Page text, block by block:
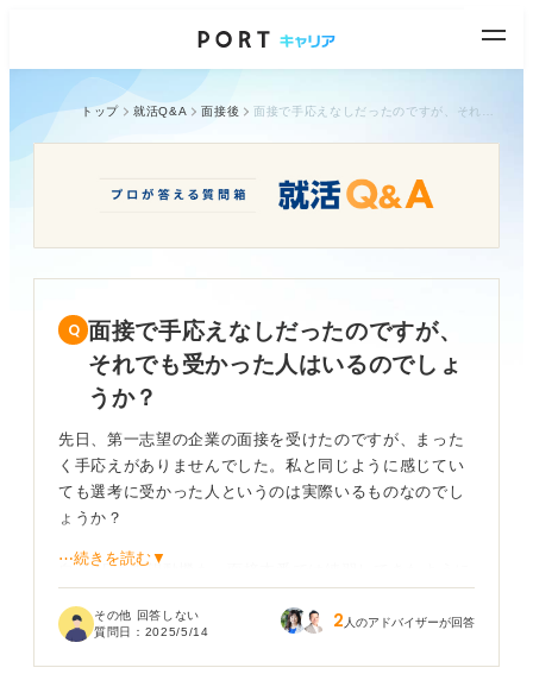
トップ 就活Q&A 面接後
面接で手応えなしだったのですが、
それでも受かった人はいるのでしょ
うか？
先日、第一志望の企業の面接を受けたのですが、まった
く手応えがありませんでした。私と同じように感じてい
ても選考に受かった人というのは実際いるものなのでし
ょうか？
自己PRも志望動機も、面接本番では練習してきたように
後は本当に落ち込みました。その一方で、こんな風に手
⋯続きを読む▼
その他 回答しない
質問日： 2025/5/14 2 人のアドバイザーが回答